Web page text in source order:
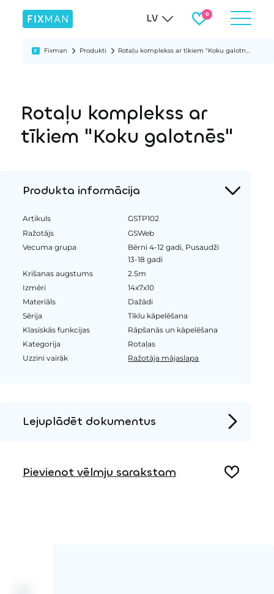
LV
Fixman Produkti Rotaļu komplekss ar tīkiem "Koku galotnēs"
Rotaļu komplekss ar
tīkiem "Koku galotnēs"
Produkta informācija
Artikuls
GSTP102
Ražotājs
GSWeb
Vecuma grupa
Bērni 4-12 gadi, Pusaudži
13-18 gadi
Krišanas augstums
2.5m
Izmēri
14x7x10
Materiāls
Dažādi
Sērija
Tīklu kāpelēšana
Klasiskās funkcijas
Rāpšanās un kāpelēšana
Kategorija
Rotaļas
Uzzini vairāk
Ražotāja mājaslapa
Lejuplādēt dokumentus
Pievienot vēlmju sarakstam